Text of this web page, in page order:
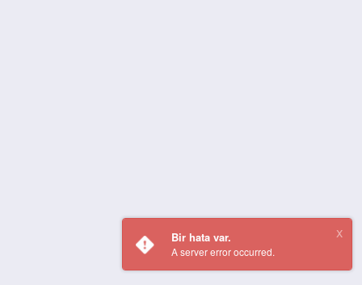
Bir hata var.
A server error occurred.